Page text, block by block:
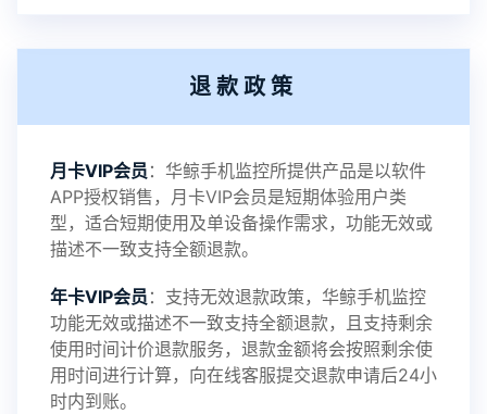
退款政策
月卡VIP会员 ：华鲸手机监控所提供产品是以软件
APP授权销售，月卡VIP会员是短期体验用户类
型，适合短期使用及单设备操作需求，功能无效或
描述不一致支持全额退款。
年卡VIP会员 ：支持无效退款政策，华鲸手机监控
功能无效或描述不一致支持全额退款，且支持剩余
使用时间计价退款服务，退款金额将会按照剩余使
用时间进行计算，向在线客服提交退款申请后24小
时内到账。